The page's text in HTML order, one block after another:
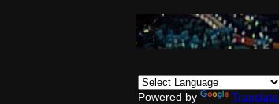
Powered by Translate